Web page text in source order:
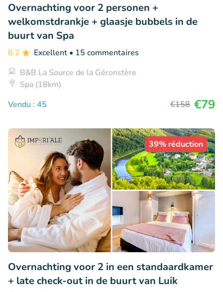
Overnachting voor 2 personen +
welkomstdrankje + glaasje bubbels in de
buurt van Spa
8.2 Excellent • 15 commentaires
B&B La Source de la Géronstère
Spa (18km)
Vendu : 45
€158 €79
39% réduction
Overnachting voor 2 in een standaardkamer
+ late check-out in de buurt van Luik